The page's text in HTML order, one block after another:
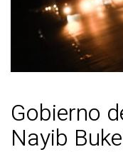
Gobierno
Nayib